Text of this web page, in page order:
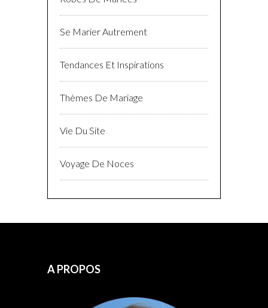
Se Marier Autrement
Tendances Et Inspirations
Thèmes De Mariage
Vie Du Site
Voyage De Noces
A PROPOS